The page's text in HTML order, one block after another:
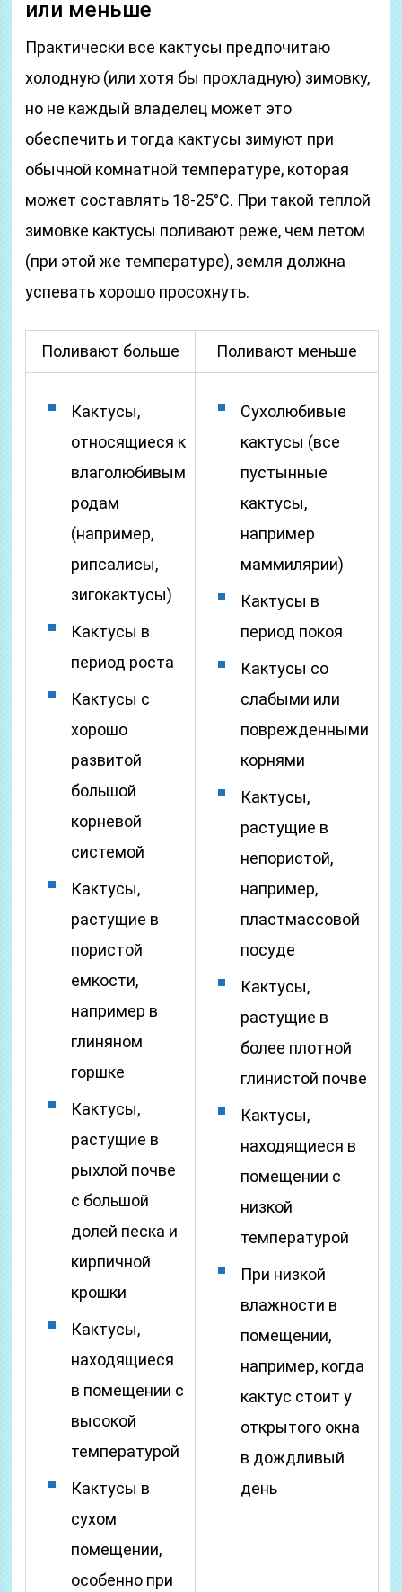
или меньше
Практически все кактусы предпочитаю
холодную (или хотя бы прохладную) зимовку,
но не каждый владелец может это
обеспечить и тогда кактусы зимуют при
обычной комнатной температуре, которая
может составлять 18-25°С. При такой теплой
зимовке кактусы поливают реже, чем летом
(при этой же температуре), земля должна
успевать хорошо просохнуть.
Поливают больше Поливают меньше
Кактусы,
относящиеся к
влаголюбивым
родам
(например,
рипсалисы,
зигокактусы)
Кактусы в
период роста
Кактусы с
хорошо
развитой
большой
корневой
системой
Кактусы,
растущие в
пористой
емкости,
например в
глиняном
горшке
Кактусы,
растущие в
рыхлой почве
с большой
долей песка и
кирпичной
крошки
Кактусы,
находящиеся
в помещении с
высокой
температурой
Кактусы в
сухом
помещении,
особенно при
Сухолюбивые
кактусы (все
пустынные
кактусы,
например
маммилярии)
Кактусы в
период покоя
Кактусы со
слабыми или
поврежденными
корнями
Кактусы,
растущие в
непористой,
например,
пластмассовой
посуде
Кактусы,
растущие в
более плотной
глинистой почве
Кактусы,
находящиеся в
помещении с
низкой
температурой
При низкой
влажности в
помещении,
например, когда
кактус стоит у
открытого окна
в дождливый
день